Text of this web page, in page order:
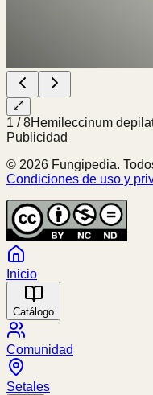
1 /8Hemileccinum
Publicidad
© 2026 Fungipedia.
Condiciones de uso y
Inicio
Catálogo
Comunidad
Setales